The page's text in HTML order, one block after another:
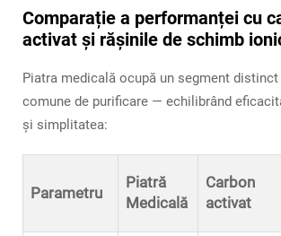
Comparație a performanței cu
activat și rășinile de schimb
Piatra medicală ocupă un segment
comune de purificare — echilibrând
și simplitatea:
Parametru
Piatră
Medicală
Carbon
activat